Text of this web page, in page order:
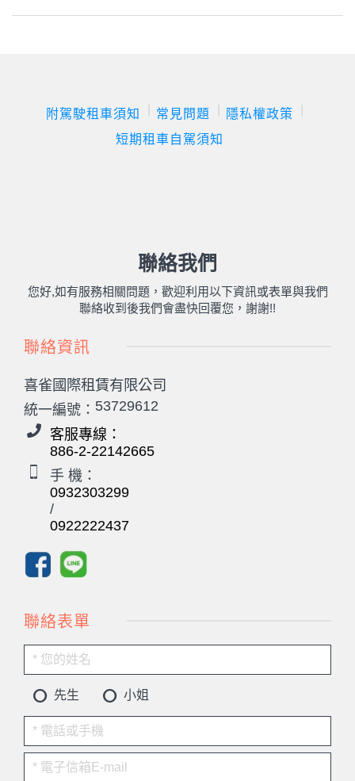
附駕駛租車須知 常見問題
隱私權政策
短期租車自駕須知
聯絡我們
您好,如有服務相關問題，歡迎利用以下資訊或表單與我們
聯絡收到後我們會盡快回覆您，謝謝!!
聯絡資訊
喜雀國際租賃有限公司
統一編號： 53729612
客服專線：
886-2-22142665
手 機：
0932303299
/
0922222437
聯絡表單
先生 小姐